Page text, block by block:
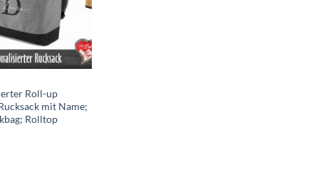
Roll-up
mit Name;
Rolltop